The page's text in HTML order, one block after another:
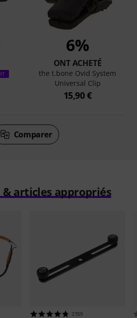
6%
ONT ACHETÉ
the t.bone Ovid System
Universal Clip
15,90 €
Comparer
& articles appropriés
2159